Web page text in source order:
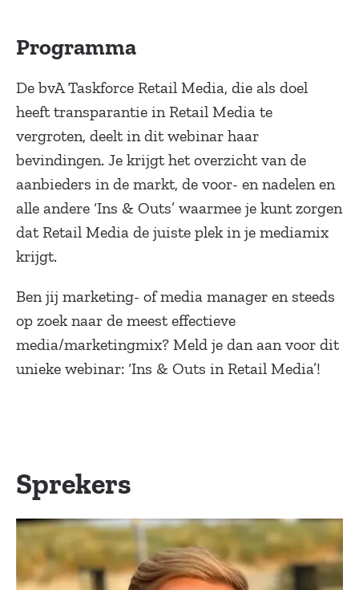
Programma
De bvA Taskforce Retail Media, die als doel
heeft transparantie in Retail Media te
vergroten, deelt in dit webinar haar
bevindingen. Je krijgt het overzicht van de
aanbieders in de markt, de voor- en nadelen en
alle andere ‘Ins & Outs’ waarmee je kunt zorgen
dat Retail Media de juiste plek in je mediamix
krijgt.
Ben jij marketing- of media manager en steeds
op zoek naar de meest effectieve
media/marketingmix? Meld je dan aan voor dit
unieke webinar: ‘Ins & Outs in Retail Media’!
Sprekers